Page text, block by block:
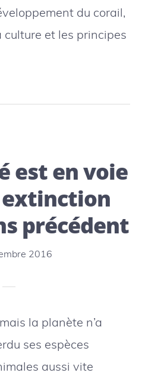
du corail,
culture et les principes
est en voie
précédent
2016
la planète n’a
ses espèces
aussi vite